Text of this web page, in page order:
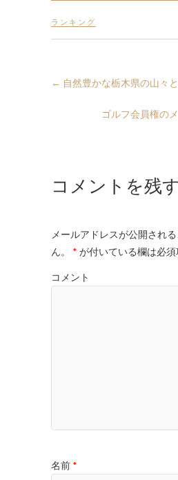
ランキング
← 自然豊かな栃木県の山々
ゴルフ会員権の
コメントを残
メールアドレスが公開され
ん。
* が付いている欄は必
コメント
名前 *